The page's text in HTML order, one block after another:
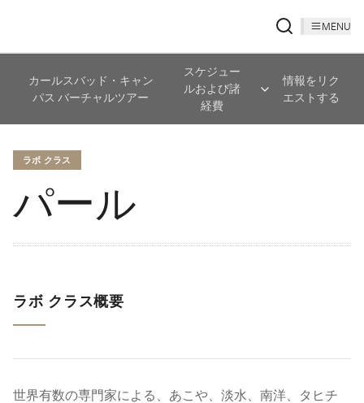
MENU
カールスバッド・キャン
パス バーチャルツアー
スケジュー
ルおよび諸
経費
情報をリク
エストする
ラボ クラス
パール
ラボ クラス概要
世界有数の専門家による、あこや、淡水、南洋、タヒチ